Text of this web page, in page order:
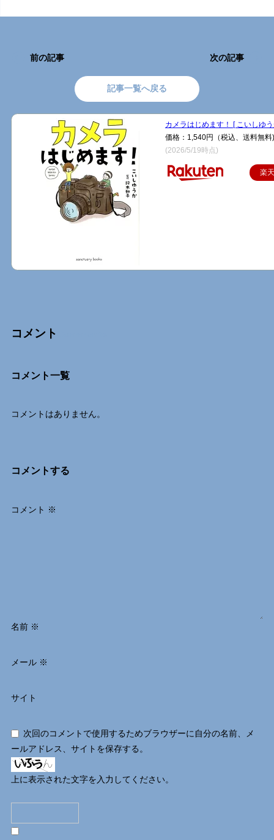
前の記事
記事一覧へ戻る
次の記事
カメラはじめます！ [ こいしゆ
価格：1,540円（税込、送料無料)
(2026/5/19時点)
楽
コメント
コメント一覧
コメントはありません。
コメントする
コメント ※
名前 ※
メール ※
サイト
次回のコメントで使用するためブラウザーに自分の名前、メ
ールアドレス、サイトを保存する。
上に表示された文字を入力してください。